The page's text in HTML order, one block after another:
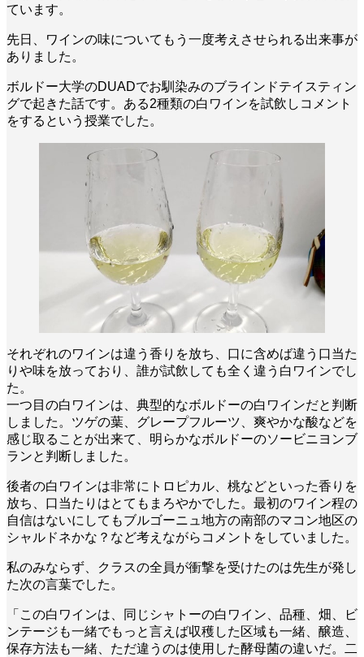
ています。
先日、ワインの味についてもう一度考えさせられる出来事が
ありました。
ボルドー大学のDUADでお馴染みのブラインドテイスティン
グで起きた話です。ある2種類の白ワインを試飲しコメント
をするという授業でした。
それぞれのワインは違う香りを放ち、口に含めば違う口当た
りや味を放っており、誰が試飲しても全く違う白ワインでし
た。
一つ目の白ワインは、典型的なボルドーの白ワインだと判断
しました。ツゲの葉、グレープフルーツ、爽やかな酸などを
感じ取ることが出来て、明らかなボルドーのソービニヨンブ
ランと判断しました。
後者の白ワインは非常にトロピカル、桃などといった香りを
放ち、口当たりはとてもまろやかでした。最初のワイン程の
自信はないにしてもブルゴーニュ地方の南部のマコン地区の
シャルドネかな？など考えながらコメントをしていました。
私のみならず、クラスの全員が衝撃を受けたのは先生が発し
た次の言葉でした。
「この白ワインは、同じシャトーの白ワイン、品種、畑、ビ
ンテージも一緒でもっと言えば収穫した区域も一緒、醸造、
保存方法も一緒、ただ違うのは使用した酵母菌の違いだ。二